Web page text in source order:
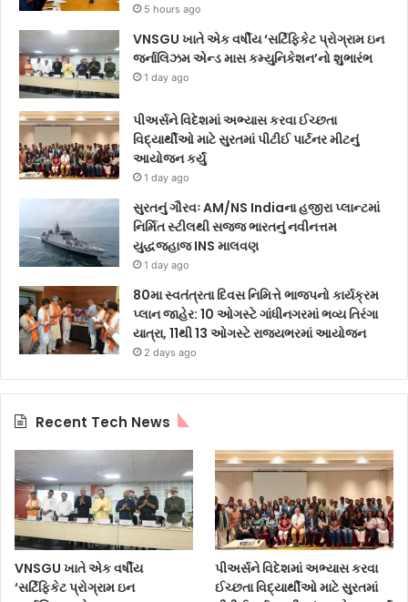
5 hours ago
VNSGU ખાતે એક વર્ષીય ‘સર્ટિફિકેટ પ્રોગ્રામ ઇન
જર્નાલિઝમ એન્ડ માસ કમ્યુનિકેશન’નો શુભારંભ
1 day ago
પીઅર્સને વિદેશમાં અભ્યાસ કરવા ઈચ્છતા
વિદ્યાર્થીઓ માટે સુરતમાં પીટીઈ પાર્ટનર મીટનું
આયોજન કર્યું
1 day ago
સુરતનું ગૌરવઃ AM/NS Indiaના હજીરા પ્લાન્ટમાં
નિર્મિત સ્ટીલથી સજ્જ ભારતનું નવીનત્તમ
યુદ્ધજહાજ INS માલવણ
1 day ago
80મા સ્વતંત્રતા દિવસ નિમિત્તે ભાજપનો કાર્યક્રમ
પ્લાન જાહેર: 10 ઓગસ્ટે ગાંધીનગરમાં ભવ્ય તિરંગા
યાત્રા, 11થી 13 ઓગસ્ટે રાજ્યભરમાં આયોજન
2 days ago
Recent Tech News
VNSGU ખાતે એક વર્ષીય
‘સર્ટિફિકેટ પ્રોગ્રામ ઇન
પીઅર્સને વિદેશમાં અભ્યાસ કરવા
ઈચ્છતા વિદ્યાર્થીઓ માટે સુરતમાં